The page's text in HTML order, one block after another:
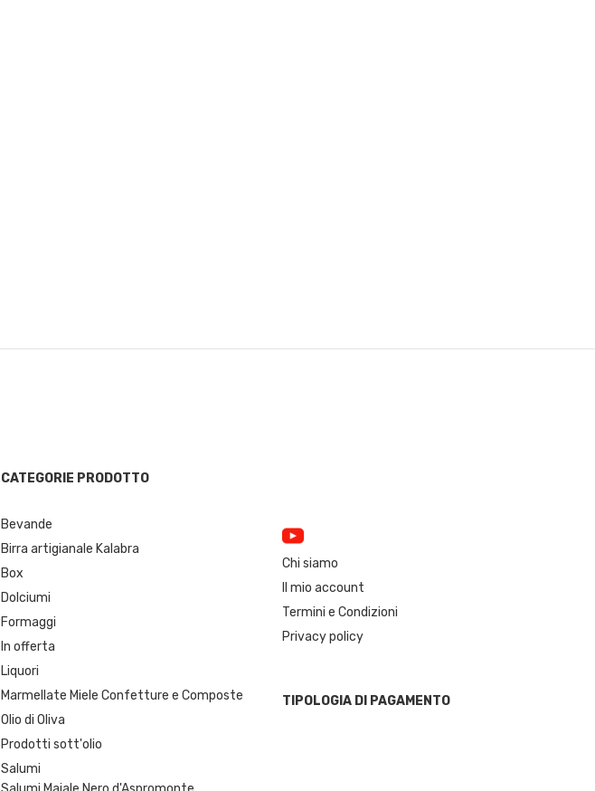
CATEGORIE PRODOTTO
Bevande
Birra artigianale Kalabra
Box
Dolciumi
Formaggi
In offerta
Liquori
Marmellate Miele Confetture e Composte
Olio di Oliva
Prodotti sott'olio
Salumi
Chi siamo
Il mio account
Termini e Condizioni
Privacy policy
TIPOLOGIA DI PAGAMENTO